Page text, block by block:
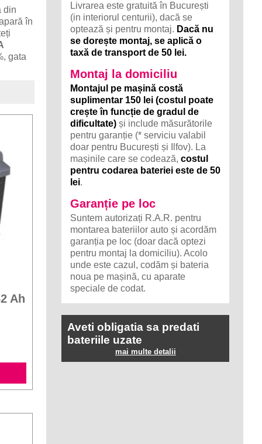
din
în
gata
Ah
Livrarea este gratuită în București
(in interiorul centurii), dacă se
optează și pentru montaj. Dacă nu
se dorește montaj, se aplică o
taxă de transport de 50 lei.
Montaj la domiciliu
Montajul pe mașină costă
suplimentar 150 lei (costul poate
crește în funcție de gradul de
dificultate) și include măsurătorile
pentru garanție (* serviciu valabil
doar pentru București și Ilfov). La
mașinile care se codează,costul
pentru codarea bateriei este de 50
lei.
Garanție pe loc
Suntem autorizați R.A.R. pentru
montarea bateriilor auto și acordăm
garanția pe loc (doar dacă optezi
pentru montaj la domiciliu). Acolo
unde este cazul, codăm și bateria
noua pe mașină, cu aparate
speciale de codat.
Aveti obligatia sa predati
bateriile uzate
mai multe detalii